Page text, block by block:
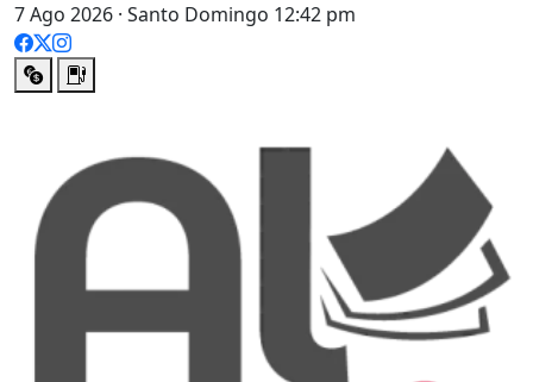
7 Ago 2026 · Santo Domingo 12:42 pm